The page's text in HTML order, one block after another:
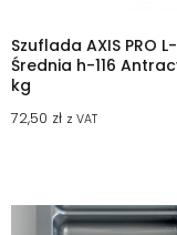
Szuflada AXIS PRO
Średnia h-116
kg
72,50 zł z VAT